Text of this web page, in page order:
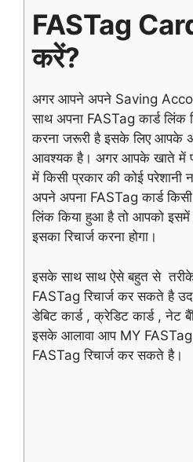
FASTag
करें?
अगर आपने अपने Saving
साथ अपना FASTag कार्ड लिंक
करना जरूरी है इसके लिए आपके
आवश्यक है। अगर आपके खाते में
में किसी प्रकार की कोई परेशानी
अपने अपना FASTag कार्ड
लिंक किया हुआ है तो आपको
इसका रिचार्ज करना होगा।
इसके साथ साथ ऐसे बहुत से
FASTag रिचार्ज कर सकते है
डेबिट कार्ड , क्रेडिट कार्ड , नेट
इसके आलावा आप MY FASTag
FASTag रिचार्ज कर सकते है।